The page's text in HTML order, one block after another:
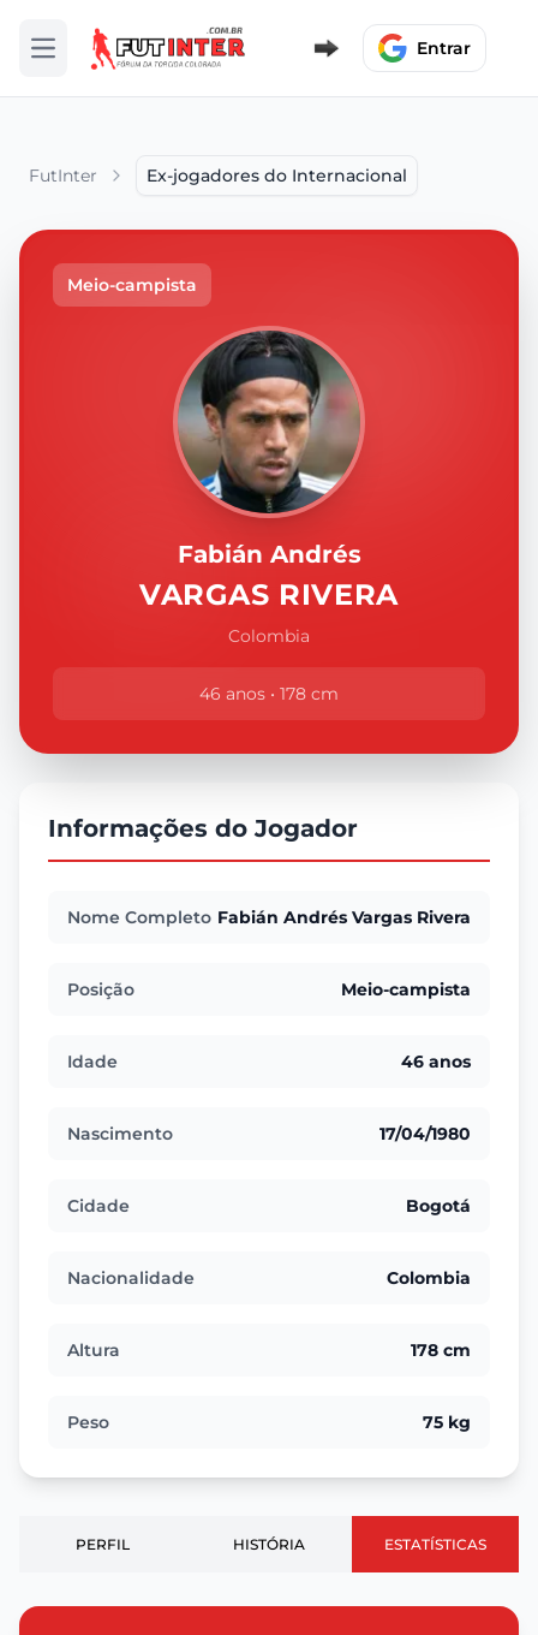
Abrir menu Entrar
FutInter Ex-jogadores do Internacional
Meio-campista
Fabián Andrés
VARGAS RIVERA
Colombia
46 anos • 178 cm
Informações do Jogador
Nome Completo Fabián Andrés Vargas Rivera
Posição Meio-campista
Idade 46 anos
Nascimento 17/04/1980
Cidade Bogotá
Nacionalidade Colombia
Altura 178 cm
Peso 75 kg
PERFIL HISTÓRIA ESTATÍSTICAS